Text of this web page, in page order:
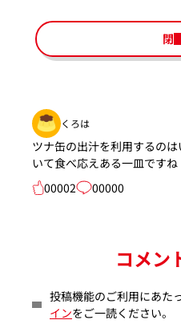
閉
くろは
ツナ缶の出汁を利用するの
いて食べ応えある一皿ですね
00002
00000
コメン
投稿機能のご利用にあた
インをご一読ください。